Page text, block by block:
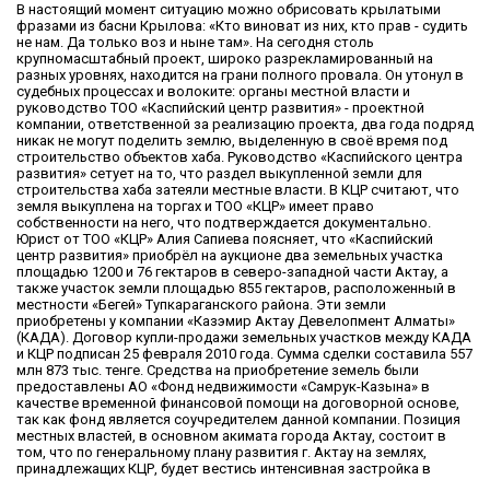
В настоящий момент ситуацию можно обрисовать крылатыми
фразами из басни Крылова: «Кто виноват из них, кто прав - судить
не нам. Да только воз и ныне там». На сегодня столь
крупномасштабный проект, широко разрекламированный на
разных уровнях, находится на грани полного провала. Он утонул в
судебных процессах и волоките: органы местной власти и
руководство ТОО «Каспийский центр развития» - проектной
компании, ответственной за реализацию проекта, два года подряд
никак не могут поделить землю, выделенную в своё время под
строительство объектов хаба. Руководство «Каспийского центра
развития» сетует на то, что раздел выкупленной земли для
строительства хаба затеяли местные власти. В КЦР считают, что
земля выкуплена на торгах и ТОО «КЦР» имеет право
собственности на него, что подтверждается документально.
Юрист от ТОО «КЦР» Алия Сапиева поясняет, что «Каспийский
центр развития» приобрёл на аукционе два земельных участка
площадью 1200 и 76 гектаров в северо-западной части Актау, а
также участок земли площадью 855 гектаров, расположенный в
местности «Бегей» Тупкараганского района. Эти земли
приобретены у компании «Казэмир Актау Девелопмент Алматы»
(КАДА). Договор купли-продажи земельных участков между КАДА
и КЦР подписан 25 февраля 2010 года. Сумма сделки составила 557
млн 873 тыс. тенге. Средства на приобретение земель были
предоставлены АО «Фонд недвижимости «Самрук-Казына» в
качестве временной финансовой помощи на договорной основе,
так как фонд является соучредителем данной компании. Позиция
местных властей, в основном акимата города Актау, состоит в
том, что по генеральному плану развития г. Актау на землях,
принадлежащих КЦР, будет вестись интенсивная застройка в